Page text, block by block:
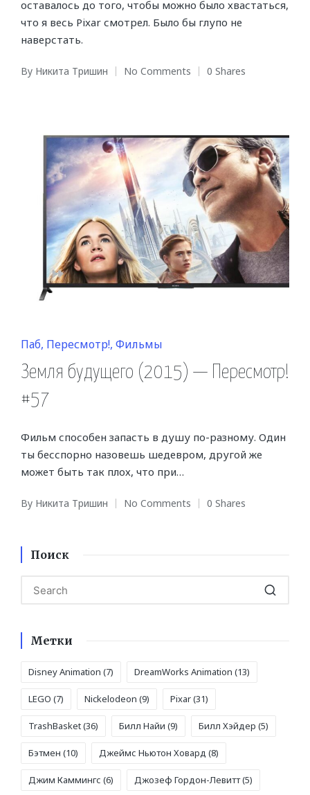
оставалось до того, чтобы можно было хвастаться,
что я весь Pixar смотрел. Было бы глупо не
наверстать.
Posted
By Никита Тришин No Comments 0 Shares
Posted
in
Паб Пересмотр! Фильмы
Земля будущего (2015) — Пересмотр!
#57
Фильм способен запасть в душу по-разному. Один
ты бесспорно назовешь шедевром, другой же
может быть так плох, что при…
Posted
By Никита Тришин No Comments 0 Shares
Поиск
Метки
Disney Animation (7) DreamWorks Animation (13)
LEGO (7) Nickelodeon (9) Pixar(31)
TrashBasket(36) Билл Найи (9) Билл Хэйдер (5)
Бэтмен (10) Джеймс Ньютон Ховард (8)
Джим Каммингс (6) Джозеф Гордон-Левитт(5)